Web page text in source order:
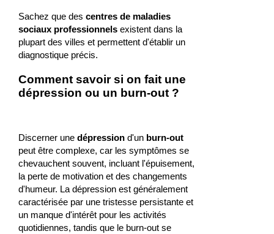
Sachez que des centres de maladies
sociaux professionnelsexistent dans la
plupart des villes et permettent d'établir un
diagnostique précis.
Comment savoir si on fait une
dépression ou un burn-out ?
Discerner une dépressiond'un burn-out
peut être complexe, car les symptômes se
chevauchent souvent, incluant l'épuisement,
la perte de motivation et des changements
d'humeur. La dépression est généralement
caractérisée par une tristesse persistante et
un manque d'intérêt pour les activités
quotidiennes, tandis que le burn-out se